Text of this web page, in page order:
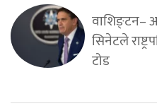
वाशिङ्टन–
सिनेटले
टोड